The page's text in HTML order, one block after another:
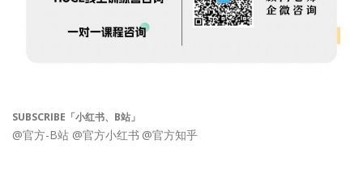
SUBSCRIBE「小红书、B站」
@官方-B站 @官方小红书 @官方知乎